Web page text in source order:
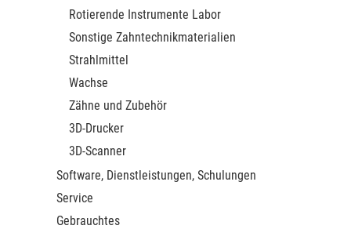
Rotierende Instrumente Labor
Sonstige Zahntechnikmaterialien
Strahlmittel
Wachse
Zähne und Zubehör
3D-Drucker
3D-Scanner
Software, Dienstleistungen, Schulungen
Service
Gebrauchtes